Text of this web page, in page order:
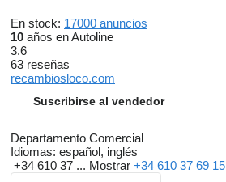
En stock: 17000 anuncios
10 años en Autoline
3.6
63 reseñas
recambiosloco.com
Suscribirse al vendedor
Departamento Comercial
Idiomas: español, inglés
+34 610 37 ... Mostrar +34 610 37 69 15